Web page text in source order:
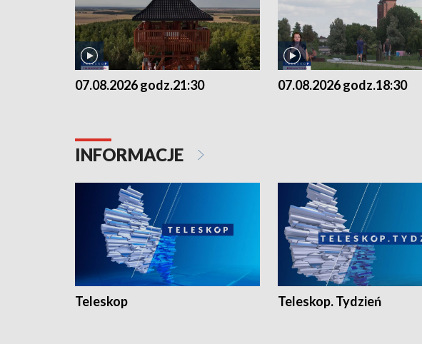
07.08.2026 godz.21:30 07.08.2026 godz.18:30
INFORMACJE
Teleskop Teleskop. Tydzień